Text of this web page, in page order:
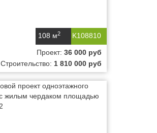
K108810
108 м2
Проект: 36 000 руб
Строительство: 1 810 000 руб